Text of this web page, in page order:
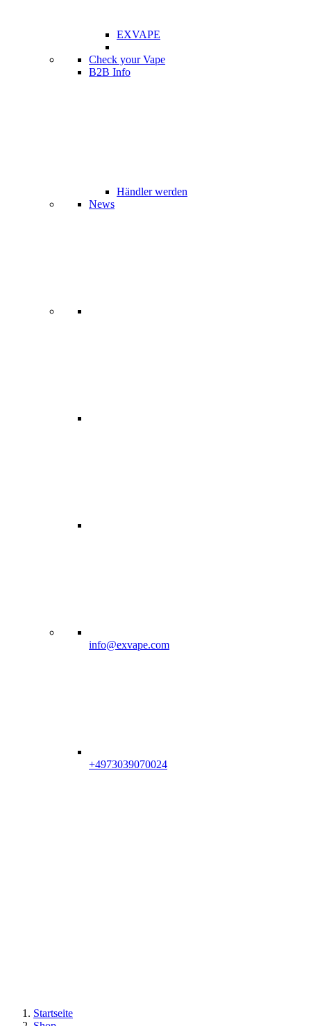
EXVAPE
Check your Vape
B2B Info
Händler werden
News
info@exvape.com
+4973039070024
Startseite